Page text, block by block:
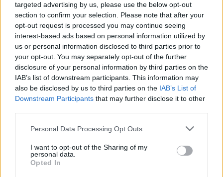
targeted advertising by us, please use the below opt-out
section to confirm your selection. Please note that after your
opt-out request is processed you may continue seeing
interest-based ads based on personal information utilized by
us or personal information disclosed to third parties prior to
your opt-out. You may separately opt-out of the further
disclosure of your personal information by third parties on the
IAB’s list of downstream participants. This information may
also be disclosed by us to third parties on the IAB’s List of
Downstream Participants that may further disclose it to other
Personal Data Processing Opt Outs
I want to opt-out of the Sharing of my
personal data.
Opted In
Πετρέλαιο:Κάτω από τα 80 δολάρια το Brent-Μέχρι
τις 31 Αυγούστου η επιδότηση στο diesel
Τετάρτη, 5 Αυγούστου 2026 10:28 ΠΜ